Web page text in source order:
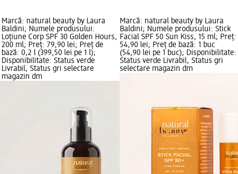
Marcă: natural beauty by Laura
Baldini; Numele produsului:
Loțiune Corp SPF 30 Golden Hours,
200 ml; Preț: 79,90 lei; Preț de
bază: 0,2 l (399,50 lei pe 1 l);
Disponibilitate: Status verde
Livrabil, Status gri selectare
magazin dm
Marcă: natural beauty by Laura
Baldini; Numele produsului: Stick
Facial SPF 50 Sun Kiss, 15 ml; Preț:
54,90 lei; Preț de bază: 1 buc
(54,90 lei pe 1 buc); Disponibilitate:
Status verde Livrabil, Status gri
selectare magazin dm